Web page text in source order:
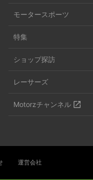
モータースポーツ
特集
ショップ探訪
レーサーズ
Motorzチャンネル
運営会社